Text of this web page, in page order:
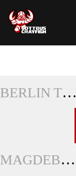
BERLIN THUNDERBIRDS
MAGDEBURG VIRGIN GUARDS